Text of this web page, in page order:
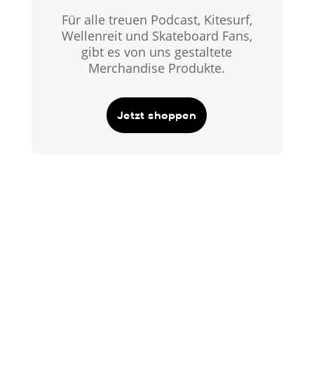
Für alle treuen Podcast, Kitesurf,
Wellenreit und Skateboard Fans,
gibt es von uns gestaltete
Merchandise Produkte.
Jetzt shoppen